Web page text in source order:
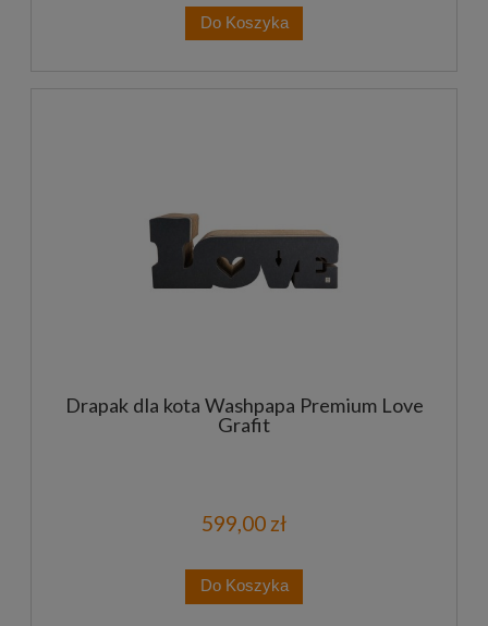
Do Koszyka
Drapak dla kota Washpapa Premium Love
Grafit
599,00 zł
Do Koszyka